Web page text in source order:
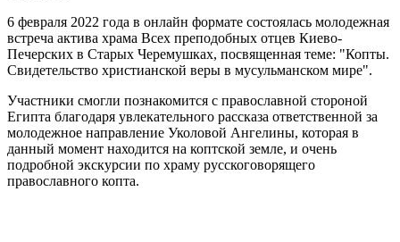
6 февраля 2022 года в онлайн формате состоялась молодежная
встреча актива храма Всех преподобных отцев Киево-
Печерских в Старых Черемушках, посвященная теме: "Копты.
Свидетельство христианской веры в мусульманском мире".
Участники смогли познакомится с православной стороной
Египта благодаря увлекательного рассказа ответственной за
молодежное направление Уколовой Ангелины, которая в
данный момент находится на коптской земле, и очень
подробной экскурсии по храму русскоговорящего
православного копта.